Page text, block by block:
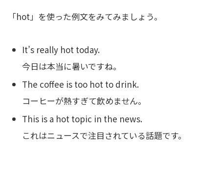
「hot」を使った例文をみてみましょう。
It’s really hot today.
今日は本当に暑いですね。
The coffee is too hot to drink.
コーヒーが熱すぎて飲めません。
This is a hot topic in the news.
これはニュースで注目されている話題です。